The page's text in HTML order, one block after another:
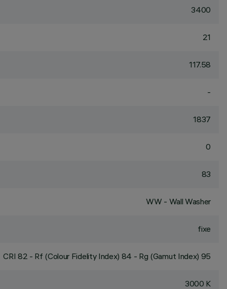
3400
21
117.58
-
1837
0
83
WW - Wall Washer
fixe
CRI 82 - Rf (Colour Fidelity Index) 84 - Rg (Gamut Index) 95
3000 K